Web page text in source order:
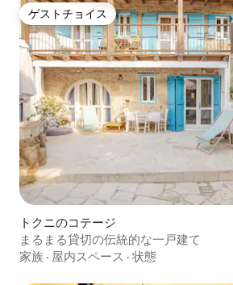
ゲストチョイス
ゲストチョイス
トクニのコテージ
まるまる貸切の伝統的な一戸建て
家族 · 屋内スペース · 状態